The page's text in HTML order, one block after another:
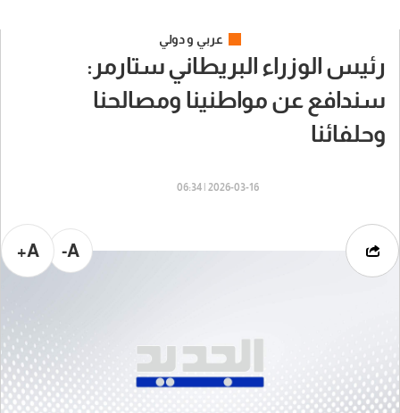
عربي و دولي
رئيس الوزراء البريطاني ستارمر:
سندافع عن مواطنينا ومصالحنا
وحلفائنا
2026-03-16 | 06:34
A-
A+